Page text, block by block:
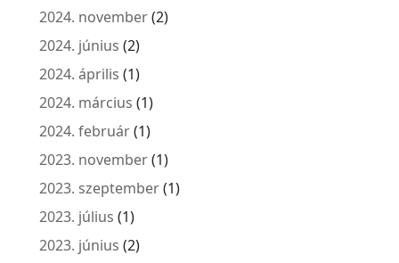
2024. november(2)
2024. június (2)
2024. április (1)
2024. március (1)
2024. február(1)
2023. november(1)
2023. szeptember(1)
2023. július (1)
2023. június (2)